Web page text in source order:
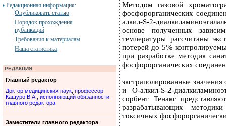
Редакционная информация:
Опубликовать статью
Порядок прохождения
публикаций
Требования к материалам
Наша статистика
РЕДАКЦИЯ:
Главный редактор
Доктор медицинских наук, профессор
Кашуро В.А., исполняющий обязанности
главного редактора.
Заместители главного редактора
Методом газовой
фосфорорганических
алкил-S-2-
основе полученных
температуры рассчитаны
потерей до 5%
при разработке методик
фосфорорганических
экстраполированные
и O-алкил-S-2-
сорбент Тенакс
разрабатывающих методики
токсичных